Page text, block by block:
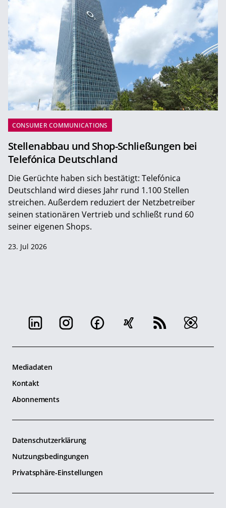
CONSUMER COMMUNICATIONS
Stellenabbau und Shop-Schließungen bei
Telefónica Deutschland
Die Gerüchte haben sich bestätigt: Telefónica
Deutschland wird dieses Jahr rund 1.100 Stellen
streichen. Außerdem reduziert der Netzbetreiber
seinen stationären Vertrieb und schließt rund 60
seiner eigenen Shops.
23. Jul 2026
Mediadaten
Kontakt
Abonnements
Datenschutzerklärung
Nutzungsbedingungen
Privatsphäre-Einstellungen